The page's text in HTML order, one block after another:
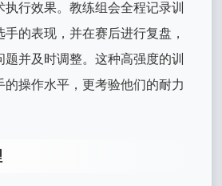
行效果。教练组会全程记录训
的表现，并在赛后进行复盘，
并及时调整。这种高强度的训
的操作水平，更考验他们的耐力